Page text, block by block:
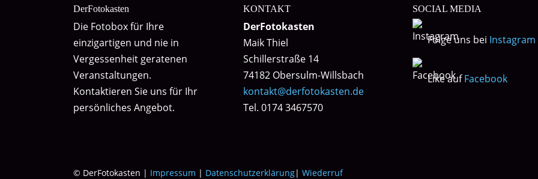
DerFotokasten
Die Fotobox für Ihre
einzigartigen und nie in
Vergessenheit geratenen
Veranstaltungen.
Kontaktieren Sie uns für Ihr
persönliches Angebot.
KONTAKT
DerFotokasten
Maik Thiel
Schillerstraße 14
74182 Obersulm-Willsbach
kontakt@derfotokasten.de
Tel. 0174 3467570
SOCIAL MEDIA
Folge uns bei Instagram
Like aufFacebook
© DerFotokasten | Impressum | Datenschutzerklärung| Wiederruf